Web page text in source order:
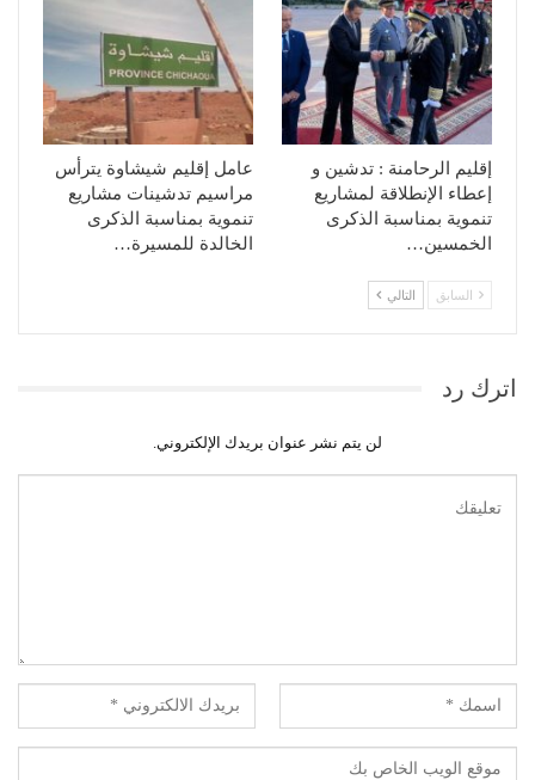
إقليم الرحامنة : تدشين و
إعطاء الإنطلاقة لمشاريع
تنموية بمناسبة الذكرى
الخمسين…
عامل إقليم شيشاوة يترأس
مراسيم تدشينات مشاريع
تنموية بمناسبة الذكرى
الخالدة للمسيرة…
السابق التالي
اترك رد
لن يتم نشر عنوان بريدك الإلكتروني.